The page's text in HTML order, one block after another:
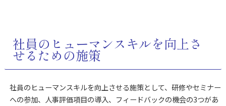
社員のヒューマンスキルを向上さ
せるための施策
社員のヒューマンスキルを向上させる施策として、研修やセミナー
への参加、人事評価項目の導入、フィードバックの機会の3つがあ